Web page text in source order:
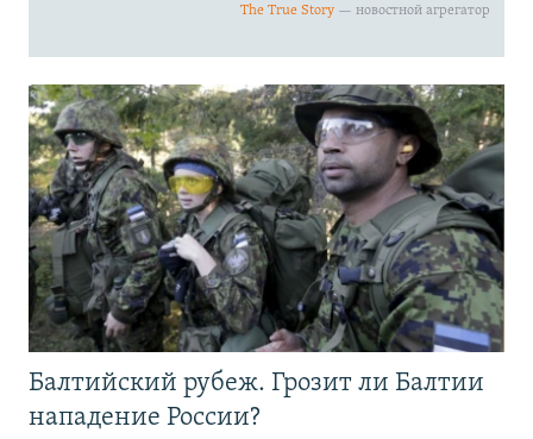
Балтийский рубеж. Грозит ли Балтии
нападение России?